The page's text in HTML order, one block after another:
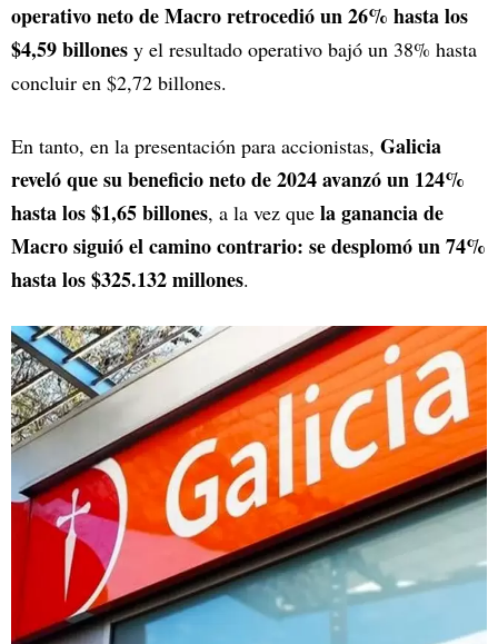
operativo neto de Macro retrocedió un 26% hasta los
$4,59 billones y el resultado operativo bajó un 38% hasta
concluir en $2,72 billones.
En tanto, en la presentación para accionistas, Galicia
reveló que su beneficio neto de 2024 avanzó un 124%
hasta los $1,65 billones, a la vez que la ganancia de
Macro siguió el camino contrario: se desplomó un 74%
hasta los $325.132 millones.